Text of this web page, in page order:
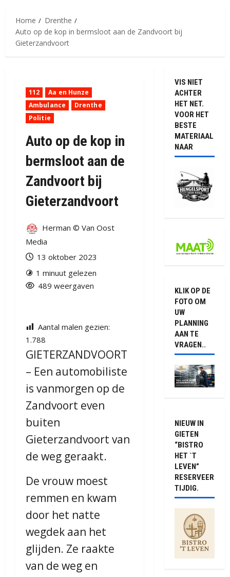
Home
Drenthe
Auto op de kop in bermsloot aan de Zandvoort bij
Gieterzandvoort
112
Aa en Hunze
Ambulance
Drenthe
Politie
Auto op de kop in
bermsloot aan de
Zandvoort bij
Gieterzandvoort
Herman © Van Oost
Media
13 oktober 2023
1 minuut gelezen
489 weergaven
Aantal malen gezien:
1.788
GIETERZANDVOORT
– Een automobiliste
is vanmorgen op de
Zandvoort even
buiten
Gieterzandvoort van
de weg geraakt.
De vrouw moest
remmen en kwam
door het natte
wegdek aan het
glijden. Ze raakte
van de weg en
VIS NIET
ACHTER
HET NET.
VOOR HET
BESTE
MATERIAAL
NAAR
KLIK OP DE
FOTO OM
UW
PLANNING
AAN TE
VRAGEN..
NIEUW IN
GIETEN
“BISTRO
HET `T
LEVEN”
RESERVEER
TIJDIG.